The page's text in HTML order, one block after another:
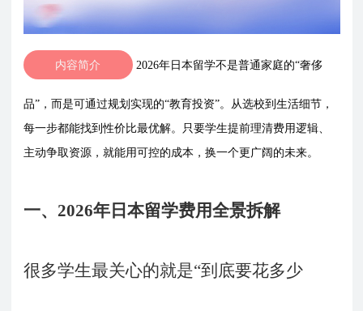
内容简介 2026年日本留学不是普通家庭的“奢侈
品”，而是可通过规划实现的“教育投资”。从选校到生活细节，
每一步都能找到性价比最优解。只要学生提前理清费用逻辑、
主动争取资源，就能用可控的成本，换一个更广阔的未来。
一、 2026年日本留学费用全景拆解
很多学生最关心的就是“到底要花多少